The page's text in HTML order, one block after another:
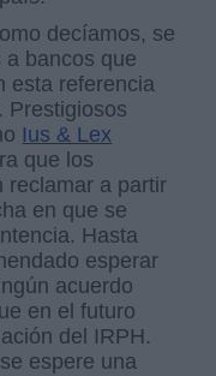
decíamos, se
bancos que
esta referencia
Prestigiosos
Ius & Lex
que los
reclamar a partir
en que se
Hasta
esperar
acuerdo
en el futuro
del IRPH.
espere una